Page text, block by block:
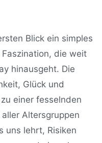
Blick ein simples
die weit
hinausgeht. Die
Glück und
einer fesselnden
Altersgruppen
uns lehrt, Risiken